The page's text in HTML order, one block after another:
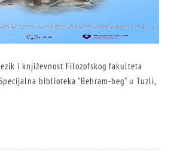
i književnost Filozofskog fakulteta
biblioteka "Behram-beg" u Tuzli,